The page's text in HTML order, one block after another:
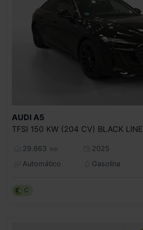
AUDI A5
TFSI 150 KW (204 CV) BLACK LINE
29.663 km
2025
Automático
Gasolina
C